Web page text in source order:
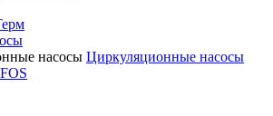
Циркуляционные насосы